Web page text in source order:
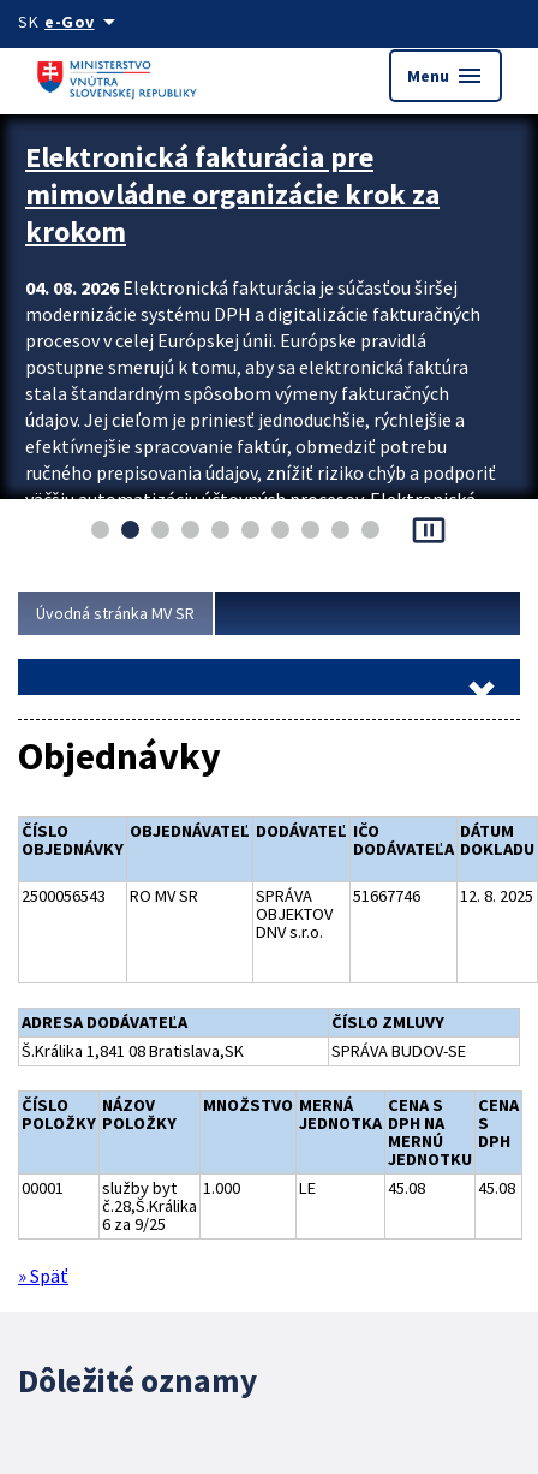
Preskocit na hlavný obsah
SK e-Govarrow_drop_down
Menu menu
Zastavit automatický posun upútavok
Elektronická fakturácia pre
mimovládne organizácie krok za
krokom
04. 08. 2026Elektronická fakturácia je súčasťou širšej
modernizácie systému DPH a digitalizácie fakturačných
procesov v celej Európskej únii. Európske pravidlá
postupne smerujú k tomu, aby sa elektronická faktúra
stala štandardným spôsobom výmeny fakturačných
údajov. Jej cieľom je priniesť jednoduchšie, rýchlejšie a
efektívnejšie spracovanie faktúr, obmedziť potrebu
ručného prepisovania údajov, znížiť riziko chýb a podporiť
väčšiu automatizáciu účtovných procesov. Elektronická
fakturácia preto nepredstavuje...
pause_presentation
Úvodná stránka MV SR
Objednávky
ČÍSLO
OBJEDNÁVKY
OBJEDNÁVATEĽ DODÁVATEĽ IČO
DODÁVATEĽA
DÁTUM
DOKLADU
2500056543 RO MV SR
SPRÁVA
OBJEKTOV
DNV s.r.o.
51667746 12. 8. 2025
ADRESA DODÁVATEĽA
ČÍSLO ZMLUVY
Š.Králika 1,841 08 Bratislava,SK
SPRÁVA BUDOV-SE
ČÍSLO
POLOŽKY
NÁZOV
POLOŽKY
MNOŽSTVO MERNÁ
JEDNOTKA
CENA S
DPH NA
MERNÚ
JEDNOTKU
CENA
S
DPH
00001
služby byt
č.28,Š.Králika
6 za 9/25
1.000 LE 45.08 45.08
» Späť
Dôležité oznamy